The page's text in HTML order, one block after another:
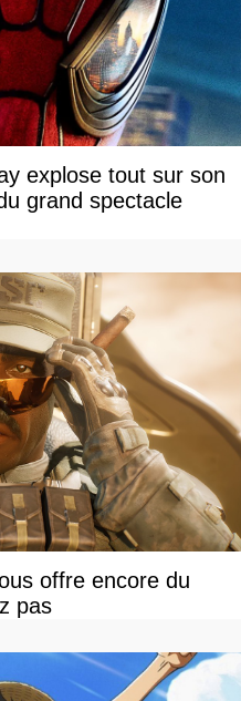
explose tout sur son
grand spectacle
offre encore du
pas